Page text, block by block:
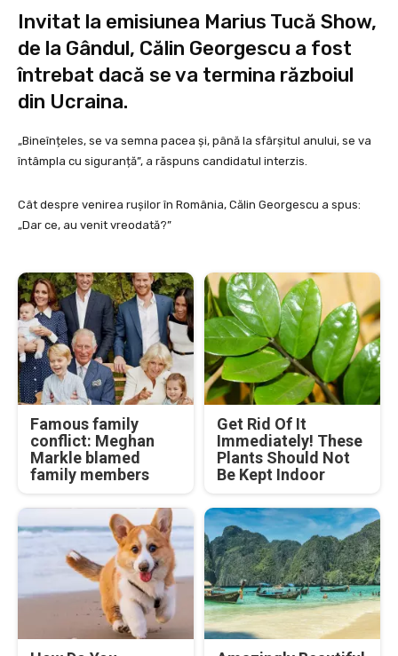
Invitat la emisiunea Marius Tucă Show,
de la Gândul, Călin Georgescu a fost
întrebat dacă se va termina războiul
din Ucraina.
„Bineînțeles, se va semna pacea și, până la sfârșitul anului, se va
întâmpla cu siguranță”, a răspuns candidatul interzis.
Cât despre venirea rușilor în România, Călin Georgescu a spus:
„Dar ce, au venit vreodată?”
Famous family
conflict: Meghan
Markle blamed
family members
Get Rid Of It
Immediately! These
Plants Should Not
Be Kept Indoor